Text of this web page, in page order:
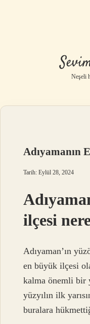
Neşeli
Adıyamanın
Tarih: Eylül 28, 2024
ilçesi
Adıyaman’ın
en büyük ilçesi
kalma önemli bir
yüzyılın ilk
buralara